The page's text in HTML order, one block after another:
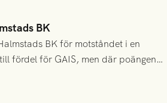
BK
BK för motståndet i en
fördel för GAIS, men där poängen
tilläggstid.